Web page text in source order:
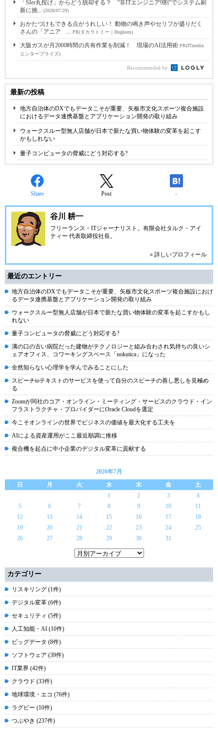
「SIer丸投げ」からどう脱却する？ “非ITエンジニア9割”でシステム刷
新に挑... (2026/07/29)
おかたづけもできる点がうれしい！ 動物の鳴き声やセリフが盛りだく
さんの「アニア ... PR(タカラトミー｜Hugkum)
大阪ガスが月2000時間の共有作業を削減！ 現場のAI活用術 PR(ITmedia
エンタープライズ)
Recommended by
最新の投稿
地方自治体のDXでもデータこそが重要、矢板市文化スポーツ複合施設
におけるデータ連携基盤とアプリケーション開発の取り組み
ウォークスルー型無人店舗が日本で新たな買い物体験の変革を起こす
かもしれない
量子コンピュータの脅威にどう対応する?
Share Post -
谷川 耕一
フリーランス・ITジャーナリスト。有限会社タルク・アイ
ティー 代表取締役社長。
» 詳しいプロフィール
最近のエントリー
地方自治体のDXでもデータこそが重要、矢板市文化スポーツ複合施設におけ
るデータ連携基盤とアプリケーション開発の取り組み
ウォークスルー型無人店舗が日本で新たな買い物体験の変革を起こすかもし
れない
量子コンピュータの脅威にどう対応する?
溝の口の古い病院だった建物がテクノロジーと組み合わされ気持ちの良いシ
ェアオフィス、コワーキングスペース「nokutica」になった
全然知らない心理学を学んでみることにした
スピーチtoテキストのサービスを使って自分のスピーチの善し悪しを見極め
る
Zoomが同社のコア・オンライン・ミーティング・サービスのクラウド・イン
フラストラクチャ・プロバイダーにOracle Cloudを選定
今こそオンラインの世界でビジネスの価値を最大化する工夫を
AIによる資産運用がここ最近順調に推移
複合機を起点に中小企業のデジタル変革に貢献する
2026年7月
日
月 火 水 木 金
土
1
2 3
4
5
6 7 8 9 10
11
12
13 14 15 16 17
18
19
20 21 22 23 24
25
26
27 28 29 30 31
カテゴリー
リスキリング (1件)
デジタル変革 (6件)
セキュリティ (5件)
人工知能・AI (10件)
ビッグデータ (8件)
ソフトウェア (39件)
IT業界 (42件)
クラウド (33件)
地球環境・エコ (76件)
ラグビー (10件)
つぶやき (237件)